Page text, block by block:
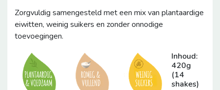
Zorgvuldig samengesteld met een mix van plantaardige
eiwitten, weinig suikers en zonder onnodige
toevoegingen.
Inhoud:
420g
(14
shakes)